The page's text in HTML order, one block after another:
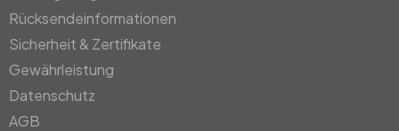
Rücksendeinformationen
Sicherheit & Zertifikate
Gewährleistung
Datenschutz
AGB